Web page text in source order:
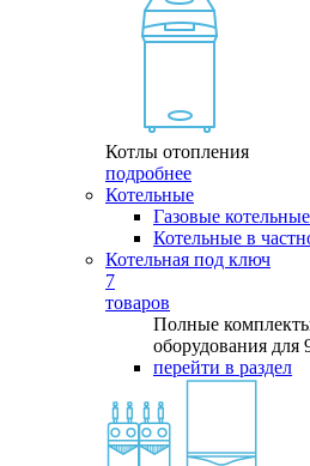
Котлы отопления
подробнее
Котельные
Газовые котельные
Котельные в
Котельная под ключ
7
товаров
Полные
оборудования для
перейти в раздел